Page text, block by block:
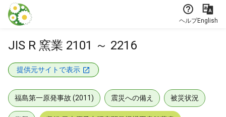
本文に飛ぶ
ヘルプEnglish
JIS R 窯業 2101 ～ 2216
提供元サイトで表示
福島第一原発事故 (2011) 震災への備え 被災状況